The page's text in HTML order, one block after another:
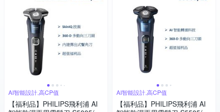
AI智能設計,高CP值
【福利品】PHILIPS飛利浦 AI
AI智能設計,高CP值
【福利品】PHILIPS飛利浦 AI